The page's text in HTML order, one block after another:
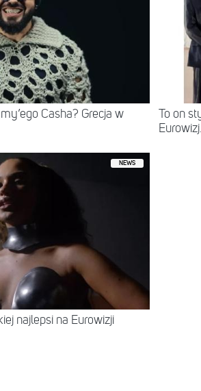
Casha? Grecja w
To on
NEWS
najlepsi na Eurowizji